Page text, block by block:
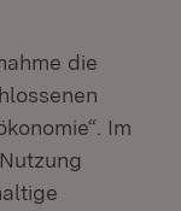
die
Im